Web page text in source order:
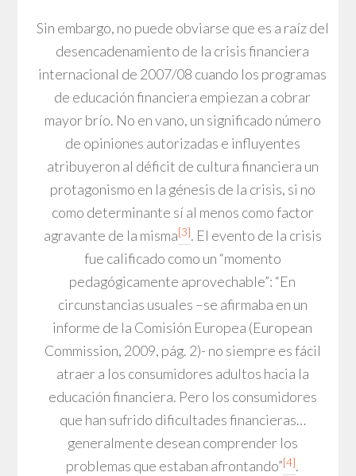
Sin embargo, no puede obviarse que es a raíz del
desencadenamiento de la crisis financiera
internacional de 2007/08 cuando los programas
de educación financiera empiezan a cobrar
mayor brío. No en vano, un significado número
de opiniones autorizadas e influyentes
atribuyeron al déficit de cultura financiera un
protagonismo en la génesis de la crisis, si no
como determinante sí al menos como factor
agravante de la misma[3]. El evento de la crisis
fue calificado como un “momento
pedagógicamente aprovechable”: “En
circunstancias usuales –se afirmaba en un
informe de la Comisión Europea (European
Commission, 2009, pág. 2)- no siempre es fácil
atraer a los consumidores adultos hacia la
educación financiera. Pero los consumidores
que han sufrido dificultades financieras…
generalmente desean comprender los
problemas que estaban afrontando”[4].